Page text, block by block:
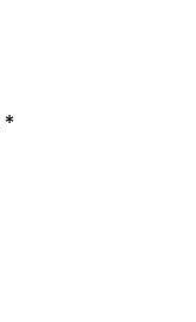
*Обязательно